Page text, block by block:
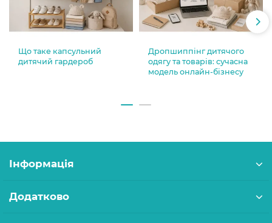
Що таке капсульний
дитячий гардероб
Дропшиппінг дитячого
одягу та товарів: сучасна
модель онлайн-бізнесу
Інформація
Додатково